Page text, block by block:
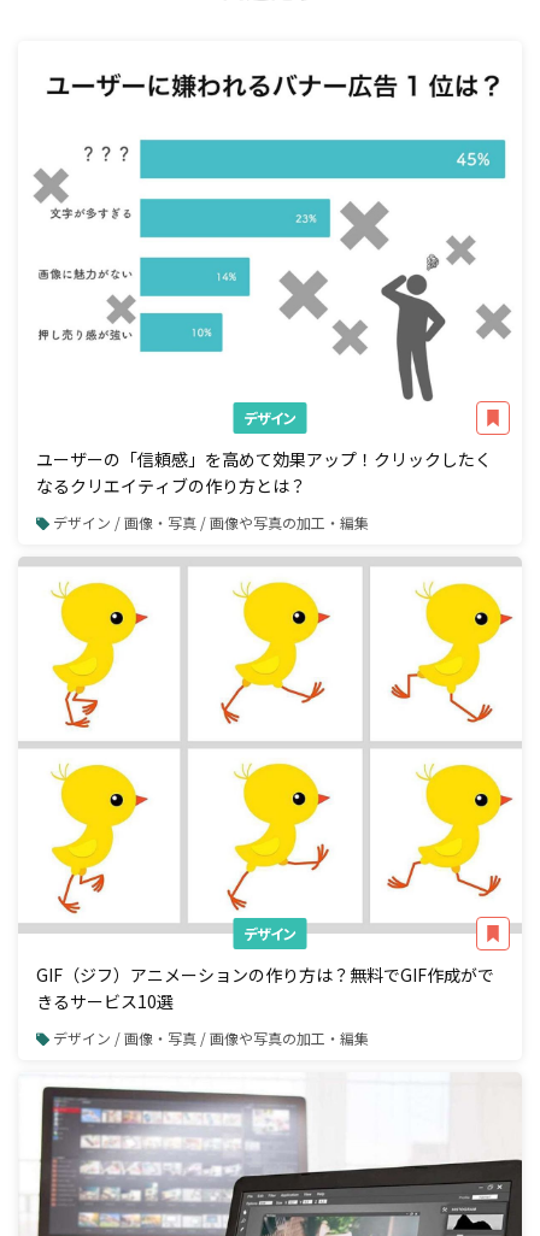
デザイン
ユーザーの「信頼感」を高めて効果アップ！クリックしたく
なるクリエイティブの作り方とは？
デザイン / 画像・写真 / 画像や写真の加工・編集
デザイン
GIF（ジフ）アニメーションの作り方は？無料でGIF作成がで
きるサービス10選
デザイン / 画像・写真 / 画像や写真の加工・編集